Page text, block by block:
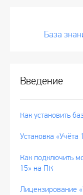
База
Введение
Как установить
Установка
Как подключить
15» на ПК
Лицензирование